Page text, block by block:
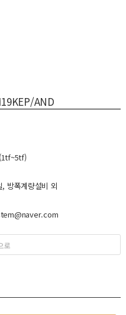
AND
방폭계량설비 외
로